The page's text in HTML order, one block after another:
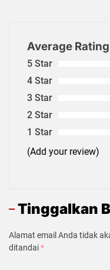
Average Rating
5 Star
4 Star
3 Star
2 Star
1 Star
(Add your review)
Tinggalkan
Alamat email Anda tidak
ditandai*